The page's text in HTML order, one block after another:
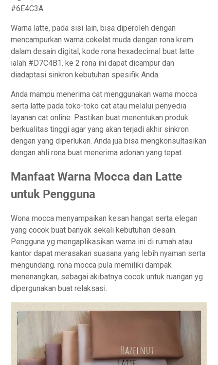
#6E4C3A.
Warna latte, pada sisi lain, bisa diperoleh dengan
mencampurkan warna cokelat muda dengan rona krem.
dalam desain digital, kode rona hexadecimal buat latte
ialah #D7C4B1. ke 2 rona ini dapat dicampur dan
diadaptasi sinkron kebutuhan spesifik Anda.
Anda mampu menerima cat menggunakan warna mocca
serta latte pada toko-toko cat atau melalui penyedia
layanan cat online. Pastikan buat menentukan produk
berkualitas tinggi agar yang akan terjadi akhir sinkron
dengan yang diperlukan. Anda jua bisa mengkonsultasikan
dengan ahli rona buat menerima adonan yang tepat.
Manfaat Warna Mocca dan Latte
untuk Pengguna
Wona mocca menyampaikan kesan hangat serta elegan
yang cocok buat banyak sekali kebutuhan desain.
Pengguna yg mengaplikasikan warna ini di rumah atau
kantor dapat merasakan suasana yang lebih nyaman serta
mengundang. rona mocca pula memiliki dampak
menenangkan, sebagai akibatnya cocok untuk ruangan yg
dipergunakan buat relaksasi.